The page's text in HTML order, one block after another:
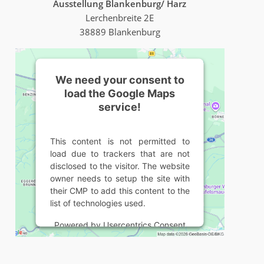
Ausstellung Blankenburg/ Harz
Lerchenbreite 2E
38889 Blankenburg
We need your consent to
load the Google Maps
service!
This content is not permitted to
load due to trackers that are not
disclosed to the visitor. The website
owner needs to setup the site with
their CMP to add this content to the
list of technologies used.
Powered byUsercentrics Consent
Management Platform